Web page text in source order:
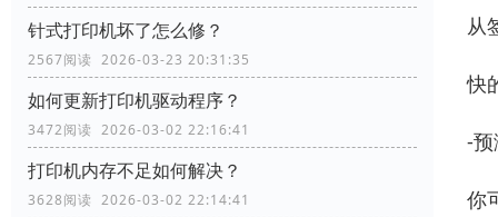
针式打印机坏了怎么修？
2567阅读 2026-03-23 20:31:35
如何更新打印机驱动程序？
3472阅读 2026-03-02 22:16:41
打印机内存不足如何解决？
3628阅读 2026-03-02 22:14:41
从
快
-
你